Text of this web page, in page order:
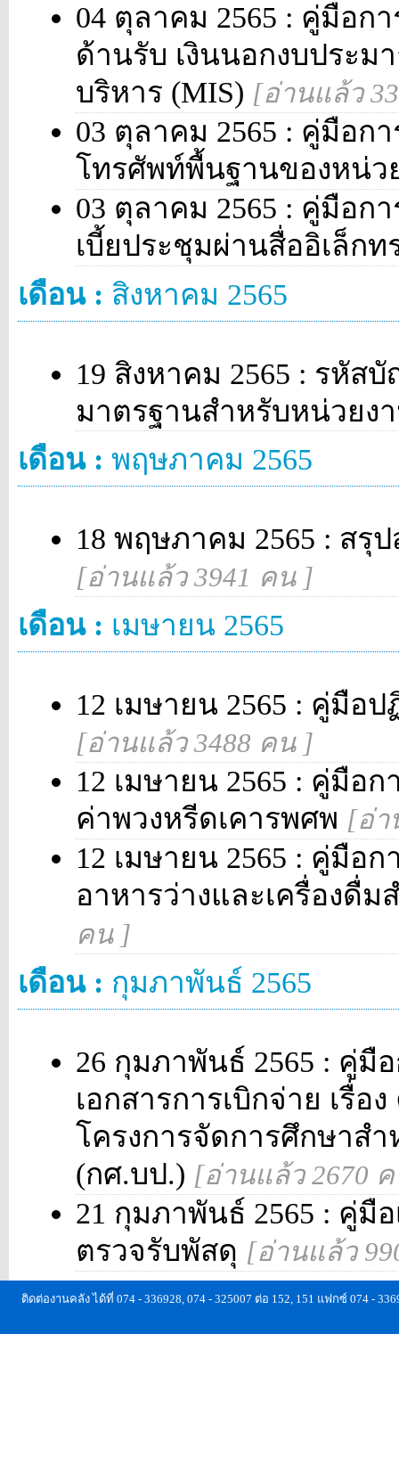
04 ตุลาคม 2565 : คู่มือก
ด้านรับ เงินนอกงบประม
บริหาร (MIS) [อ่านแล้ว
03 ตุลาคม 2565 : คู่มือก
โทรศัพท์พื้นฐานของหน่ว
03 ตุลาคม 2565 : คู่มือก
เบี้ยประชุมผ่านสื่ออิเล็ก
เดือน : สิงหาคม 2565
19 สิงหาคม 2565 : รหั
มาตรฐานสำหรับหน่วยง
เดือน : พฤษภาคม 2565
18 พฤษภาคม 2565 : สรุ
[อ่านแล้ว 3941 คน ]
เดือน : เมษายน 2565
12 เมษายน 2565 : คู่มือ
[อ่านแล้ว 3488 คน ]
12 เมษายน 2565 : คู่มือ
ค่าพวงหรีดเคารพศพ [อ่า
12 เมษายน 2565 : คู่มือ
อาหารว่างและเครื่องดื่
คน ]
เดือน : กุมภาพันธ์ 2565
26 กุมภาพันธ์ 2565 : คู่มื
เอกสารการเบิกจ่าย เรื่
โครงการจัดการศึกษาส
(กศ.บป.) [อ่านแล้ว 2670
21 กุมภาพันธ์ 2565 : คู่
ตรวจรับพัสดุ [อ่านแล้ว
ติดต่องานคลัง ได้ที่ 074 - 336928, 074 - 325007 ต่อ 152, 151 แฟกซ์ 074 -